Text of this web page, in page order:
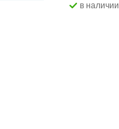
в наличии